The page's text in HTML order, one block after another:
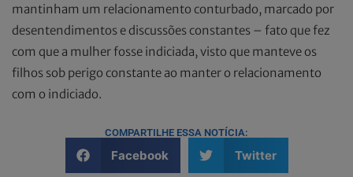
mantinham um relacionamento conturbado, marcado por
desentendimentos e discussões constantes – fato que fez
com que a mulher fosse indiciada, visto que manteve os
filhos sob perigo constante ao manter o relacionamento
com o indiciado.
COMPARTILHE ESSA NOTÍCIA:
Facebook Twitter